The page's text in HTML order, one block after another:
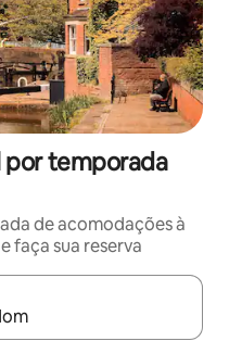
por temporada
de acomodações à
faça sua reserva
disponíveis, explore-os